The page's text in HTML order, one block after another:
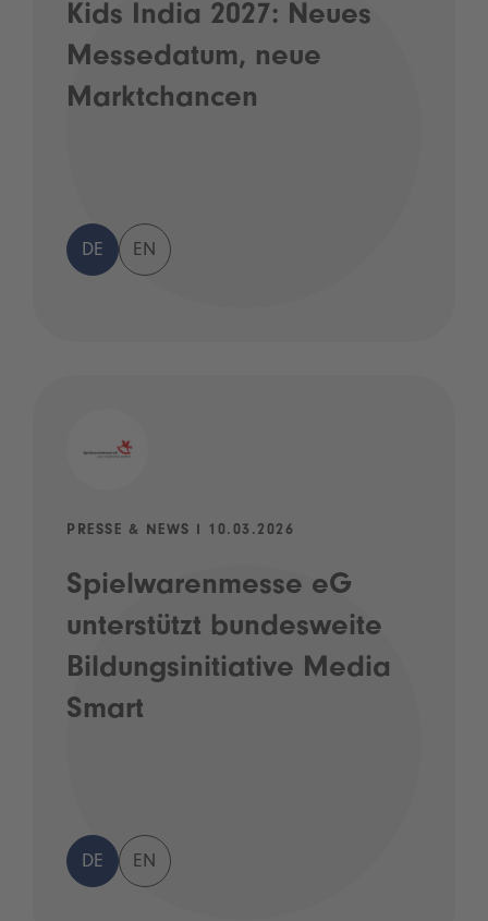
Kids India 2027: Neues
Messedatum, neue
Marktchancen
DE EN
PRESSE & NEWS I 10.03.2026
Spielwarenmesse eG
unterstützt bundesweite
Bildungsinitiative Media
Smart
DE EN